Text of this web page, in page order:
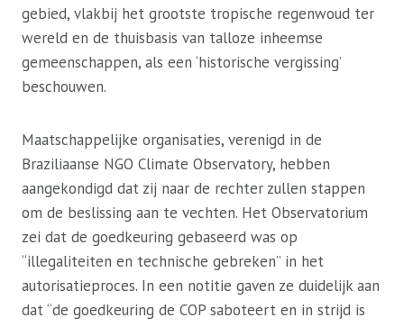
gebied, vlakbij het grootste tropische regenwoud ter
wereld en de thuisbasis van talloze inheemse
gemeenschappen, als een ‘historische vergissing’
beschouwen.
Maatschappelijke organisaties, verenigd in de
Braziliaanse NGO Climate Observatory, hebben
aangekondigd dat zij naar de rechter zullen stappen
om de beslissing aan te vechten. Het Observatorium
zei dat de goedkeuring gebaseerd was op
“illegaliteiten en technische gebreken” in het
autorisatieproces. In een notitie gaven ze duidelijk aan
dat “de goedkeuring de COP saboteert en in strijd is